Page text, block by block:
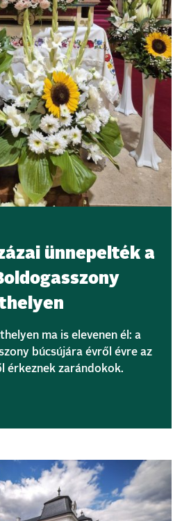
ünnepelték a
ma is elevenen él: a
búcsújára évről évre az
érkeznek zarándokok.